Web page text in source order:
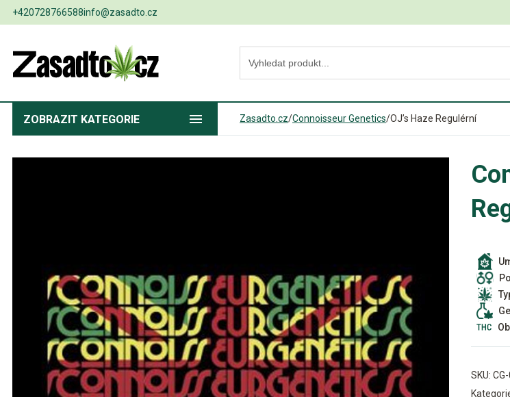
+420728766588info@zasadto.cz
ZOBRAZIT KATEGORIE Zasadto.cz/Connoisseur Genetics/OJ’s Haze Regulérní
SKU: